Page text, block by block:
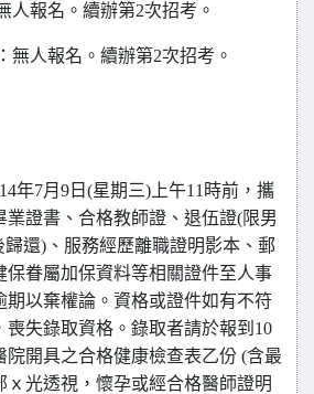
人報名。續辦第2次招考。
無人報名。續辦第2次招考。
年7月9日(星期三)上午11時前，攜
業證書、合格教師證、退伍證(限男
歸還)、服務經歷離職證明影本、郵
保眷屬加保資料等相關證件至人事
期以棄權論。資格或證件如有不符
喪失錄取資格。錄取者請於報到10
院開具之合格健康檢查表乙份 (含最
ｘ光透視，懷孕或經合格醫師證明